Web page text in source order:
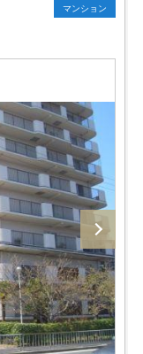
マンション